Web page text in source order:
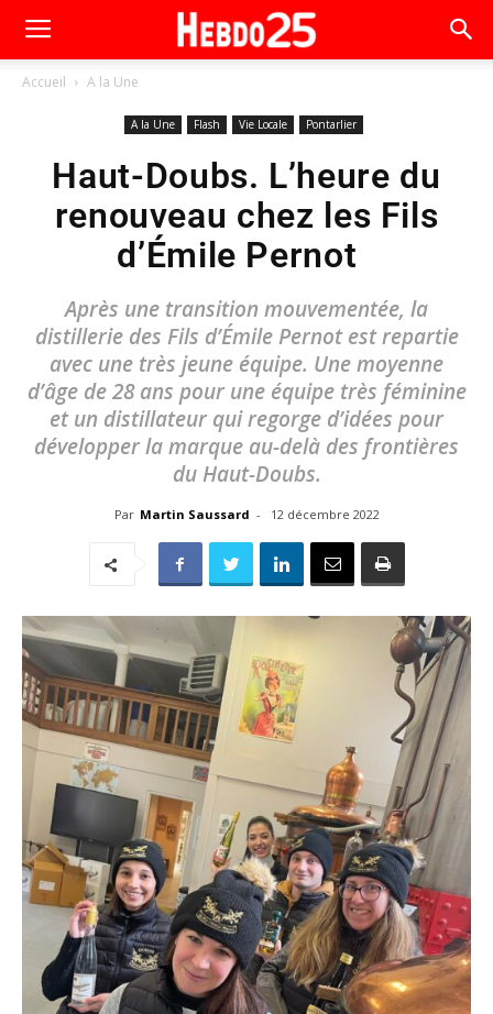
Accueil A la Une
A la Une Flash Vie Locale Pontarlier
Haut-Doubs. L’heure du
renouveau chez les Fils
d’Émile Pernot
Après une transition mouvementée, la
distillerie des Fils d’Émile Pernot est repartie
avec une très jeune équipe. Une moyenne
d’âge de 28 ans pour une équipe très féminine
et un distillateur qui regorge d’idées pour
développer la marque au-delà des frontières
du Haut-Doubs.
Par Martin Saussard - 12 décembre 2022